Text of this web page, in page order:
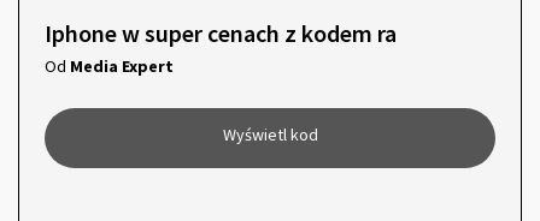
Iphone w super cenach z kodem ra
Od Media Expert
Wyświetl kod